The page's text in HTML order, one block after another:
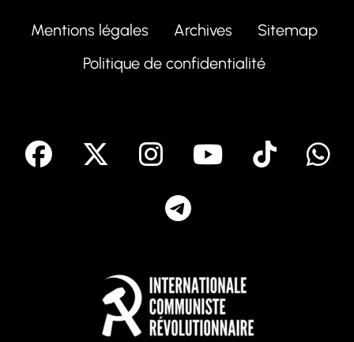
Mentions légales Archives
Sitemap
Politique de confidentialité
facebook Instagram
Youtube
Tik